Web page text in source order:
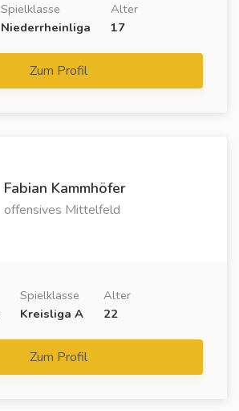
Spielklasse
Niederrheinliga
Alter
17
Zum Profil
Fabian Kammhöfer
offensives Mittelfeld
Spielklasse
Kreisliga A
Alter
22
Zum Profil